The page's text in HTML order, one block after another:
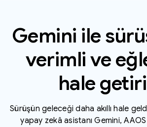
Gemini ile
verimli ve
hale
Sürüşün geleceği daha akıllı hale
yapay zekâ asistanı Gemini,